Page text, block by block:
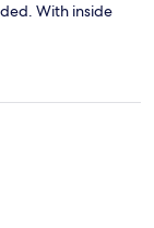
With inside